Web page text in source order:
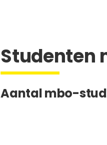
Studenten
Aantal mbo-